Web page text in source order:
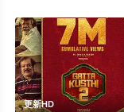
更新HD